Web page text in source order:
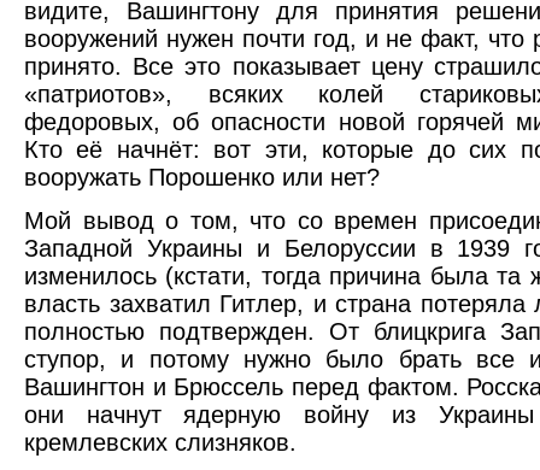
видите, Вашингтону для принятия
вооружений нужен почти год, и не факт, что
принято. Все это показывает цену
«патриотов», всяких колей
федоровых, об опасности новой горячей
Кто её начнёт: вот эти, которые до сих
вооружать Порошенко или нет?
Мой вывод о том, что со времен
Западной Украины и Белоруссии в 1939
изменилось (кстати, тогда причина была
власть захватил Гитлер, и страна потеряла
полностью подтвержден. От блицкрига
ступор, и потому нужно было брать все
Вашингтон и Брюссель перед фактом.
они начнут ядерную войну из Украины
кремлевских слизняков.